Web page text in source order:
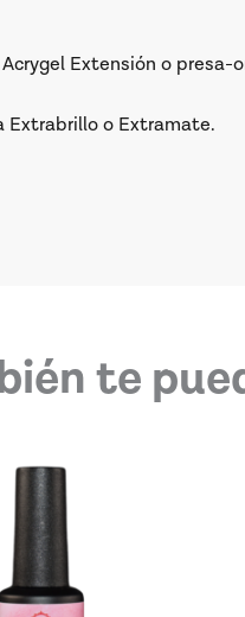
Extensión o presa-
Extrabrillo o Extramate.
te